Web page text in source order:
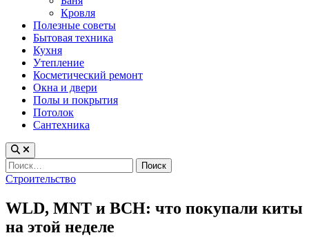
Кровля
Полезные советы
Бытовая техника
Кухня
Утепление
Косметический ремонт
Окна и двери
Полы и покрытия
Потолок
Сантехника
Найти:
Опубликовано
Строительство
WLD, MNT и BCH: что покупали киты
на этой неделе